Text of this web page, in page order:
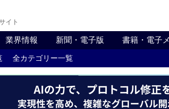
イト
業界情報 新聞・電子版 書籍・電子
全カテゴリー一覧